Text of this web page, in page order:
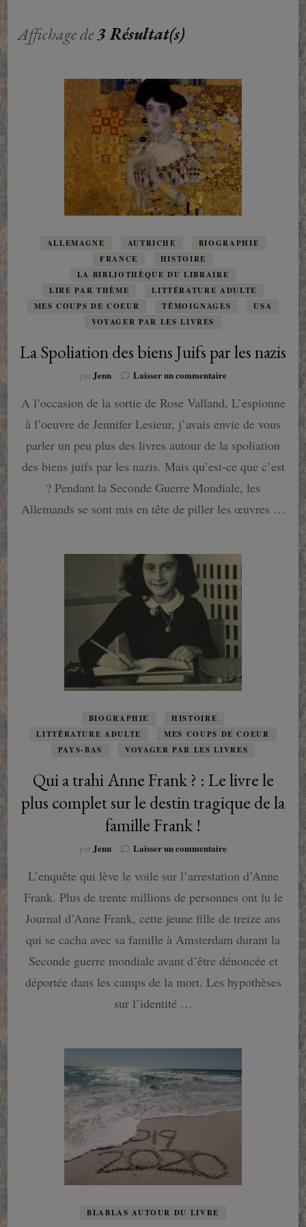
Affichage de3 Résultat(s)
ALLEMAGNE AUTRICHE
BIOGRAPHIE
FRANCE
HISTOIRE
LA BIBLIOTHÈQUE DU LIBRAIRE
LIRE PAR THÈME
LITTÉRATURE ADULTE
MES COUPS DE COEUR
TÉMOIGNAGES
USA
VOYAGER PAR LES LIVRES
La Spoliation des biens Juifs par les nazis
parJenn Laisser un commentairesur
Spoliation
biens
Juifs
par
les
nazis
A l’occasion de la sortie de Rose Valland, L’espionne
à l’oeuvre de Jennifer Lesieur, j’avais envie de vous
parler un peu plus des livres autour de la spoliation
des biens juifs par les nazis. Mais qu’est-ce que c’est
? Pendant la Seconde Guerre Mondiale, les
Allemands se sont mis en tête de piller les œuvres …
BIOGRAPHIE
HISTOIRE
LITTÉRATURE ADULTE
MES COUPS DE COEUR
PAYS-BAS
VOYAGER PAR LES LIVRES
Qui a trahi Anne Frank ? : Le livre le
plus complet sur le destin tragique de la
famille Frank !
parJenn Laisser un commentairesur
a
Anne
Frank
:
Le
le
tragique
de
famille
L’enquête qui lève le voile sur l’arrestation d’Anne
Frank. Plus de trente millions de personnes ont lu le
Journal d’Anne Frank, cette jeune fille de treize ans
qui se cacha avec sa famille à Amsterdam durant la
Seconde guerre mondiale avant d’être dénoncée et
déportée dans les camps de la mort. Les hypothèses
sur l’identité …
BLABLAS AUTOUR DU LIVRE